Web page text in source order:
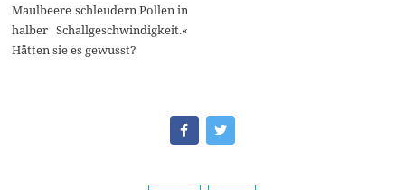
Maulbeere schleudern Pollen in
halber Schallgeschwindigkeit.«
Hätten sie es gewusst?